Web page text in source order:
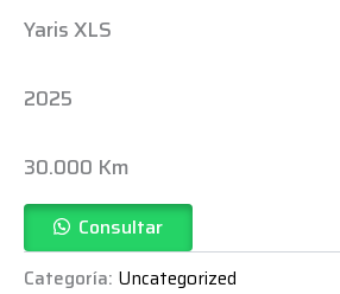
Yaris XLS
2025
30.000 Km
Consultar
Categoría: Uncategorized